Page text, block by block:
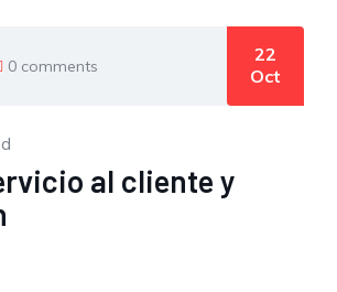
0 comments
22
Oct
al cliente y